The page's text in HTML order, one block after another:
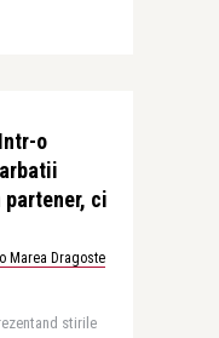
o
partener, ci
Marea Dragoste
stirile